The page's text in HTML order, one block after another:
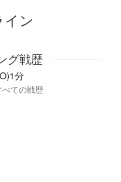
ン
グ戦歴
分
ての戦歴